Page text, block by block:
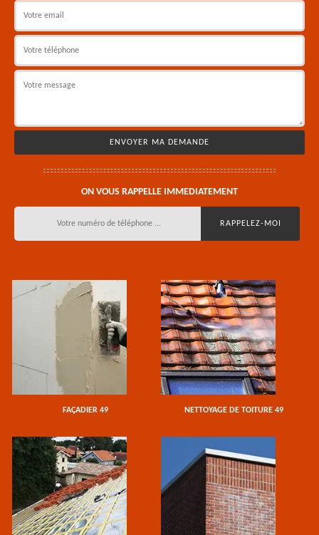
ON VOUS RAPPELLE IMMEDIATEMENT
FAÇADIER 49 NETTOYAGE DE TOITURE 49